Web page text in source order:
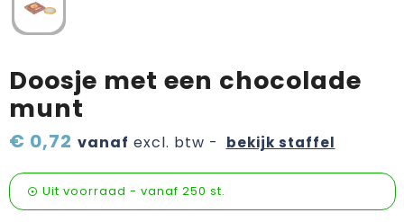
Zomerpakketten
Doosje met een chocolade
munt
€ 0,72 vanaf excl. btw - bekijk staffel
Uit voorraad - vanaf 250 st.